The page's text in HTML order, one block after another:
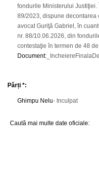
fondurile Ministerului
89/2023, dispune
avocat Guriţă Gabriel, în
nr. 88/10.06.2026, din
contestaţie în termen de 48
Document:
Părți *:
Ghimpu Nelu- Inculpat
Caută mai multe date oficiale: